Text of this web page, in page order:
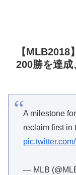
【
200勝を達成
A milestone for
reclaim first in
— MLB